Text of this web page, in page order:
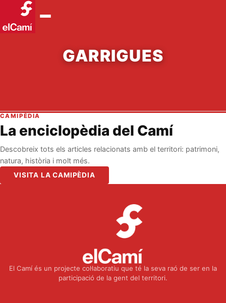
GARRIGUES
CAMIPÈDIA
La enciclopèdia del Camí
Descobreix tots els articles relacionats amb el territori: patrimoni,
natura, història i molt més.
VISITA LA CAMIPÈDIA
El Camí és un projecte col·laboratiu que té la seva raó de ser en la
participació de la gent del territori.